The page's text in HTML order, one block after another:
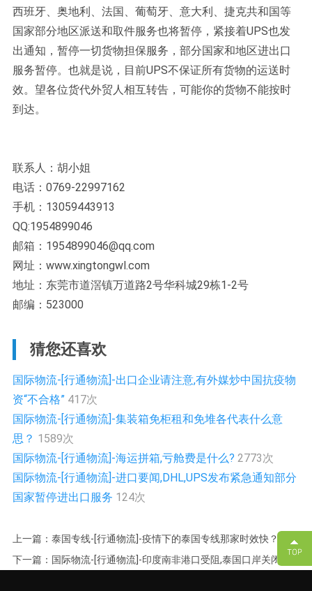
西班牙、奥地利、法国、葡萄牙、意大利、捷克共和国等
国家部分地区派送和取件服务也将暂停，紧接着UPS也发
出通知，暂停一切货物担保服务，部分国家和地区进出口
服务暂停。也就是说，目前UPS不保证所有货物的运送时
效。望各位货代外贸人相互转告，可能你的货物不能按时
到达。
联系人：胡小姐
电话：0769-22997162
手机：13059443913
QQ:1954899046
邮箱：1954899046@qq.com
网址：www.xingtongwl.com
地址：东莞市道滘镇万道路2号华科城29栋1-2号
邮编：523000
猜您还喜欢
国际物流-[行通物流]-出口企业请注意,有外媒炒中国抗疫物
资“不合格” 417次
国际物流-[行通物流]-集装箱免柜租和免堆各代表什么意
思？ 1589次
国际物流-[行通物流]-海运拼箱,亏舱费是什么? 2773次
国际物流-[行通物流]-进口要闻,DHL,UPS发布紧急通知部分
国家暂停进出口服务 124次
上一篇：泰国专线-[行通物流]-疫情下的泰国专线那家时效快？
下一篇：国际物流-[行通物流]-印度南非港口受阻,泰国口岸关闭,多